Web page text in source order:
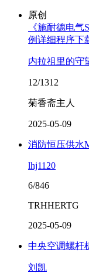
原创
《施耐德电
例详细程序下
内拉祖里的守
12/1312
菊香斋主人
2025-05-09
消防恒压供水
lhj1120
6/846
TRHHERTG
2025-05-09
中央空调螺杆
刘凯